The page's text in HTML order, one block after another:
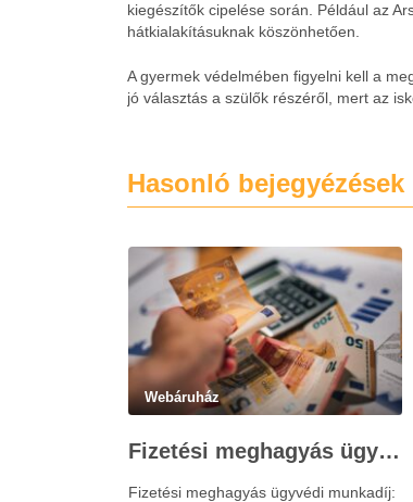
kiegészítők cipelése során. Például az
hátkialakításuknak köszönhetően.
A gyermek védelmében figyelni kell a
jó választás a szülők részéről, mert az
Hasonló bejegyézések
Webáruház
Fizetési meghagyás ügyvédi munkadíja: teljes költségvetési útmutató
Fizetési meghagyás ügyvédi munkadíj: